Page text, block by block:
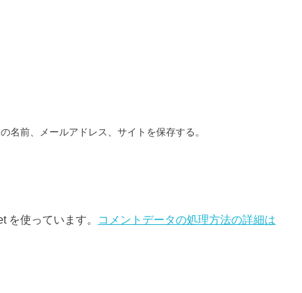
名前、メールアドレス、サイトを保存する。
を使っています。 コメントデータの処理方法の詳細は